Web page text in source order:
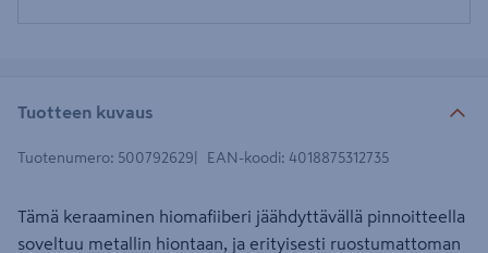
Tuotteen kuvaus
Tuotenumero: 500792629 EAN-koodi: 4018875312735
Tämä keraaminen hiomafiiberi jäähdyttävällä pinnoitteella
soveltuu metallin hiontaan, ja erityisesti ruostumattoman